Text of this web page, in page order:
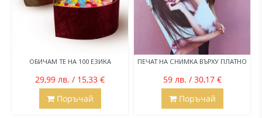
ОБИЧАМ ТЕ НА 100 ЕЗИКА
29,99 лв. / 15,33 €
Поръчай
ПЕЧАТ НА СНИМКА ВЪРХУ ПЛАТНО
59 лв. / 30,17 €
Поръчай